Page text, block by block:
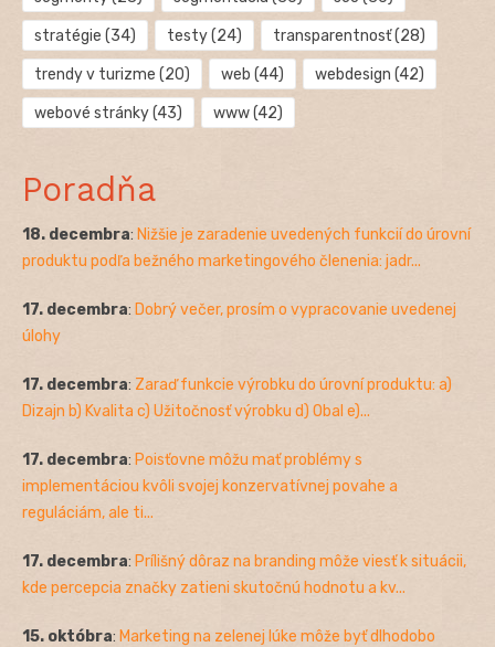
stratégie (34) testy(24) transparentnosť(28)
trendy v turizme (20) web (44) webdesign (42)
webové stránky(43) www(42)
Poradňa
18. decembra: Nižšie je zaradenie uvedených funkcií do úrovní
produktu podľa bežného marketingového členenia: jadr...
17. decembra: Dobrý večer, prosím o vypracovanie uvedenej
úlohy
17. decembra: Zaraď funkcie výrobku do úrovní produktu: a)
Dizajn b) Kvalita c) Užitočnosť výrobku d) Obal e)...
17. decembra: Poisťovne môžu mať problémy s
implementáciou kvôli svojej konzervatívnej povahe a
reguláciám, ale ti...
17. decembra: Prílišný dôraz na branding môže viesť k situácii,
kde percepcia značky zatieni skutočnú hodnotu a kv...
15. októbra: Marketing na zelenej lúke môže byť dlhodobo